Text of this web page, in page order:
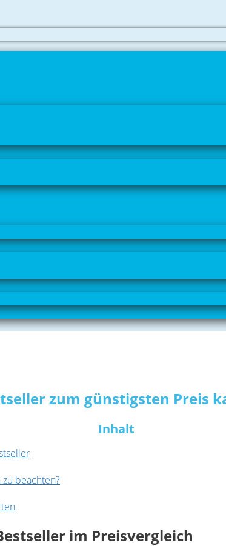
zum günstigsten Preis
Inhalt
beachten?
im Preisvergleich